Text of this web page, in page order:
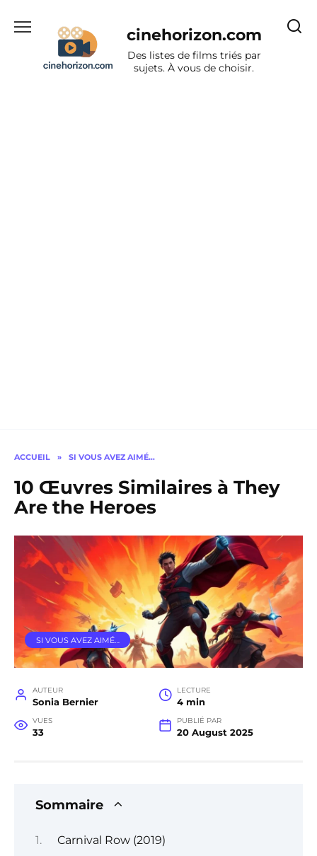
cinehorizon.com
Des listes de films triés par
sujets. À vous de choisir.
ACCUEIL » SI VOUS AVEZ AIMÉ…
10 Œuvres Similaires à They
Are the Heroes
SI VOUS AVEZ AIMÉ…
AUTEUR
Sonia Bernier
LECTURE
4 min
VUES
33
PUBLIÉ PAR
20 August 2025
Sommaire
Carnival Row (2019)